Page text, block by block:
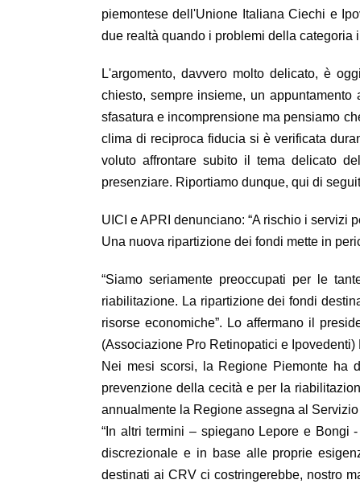
piemontese dell'Unione Italiana Ciechi e
due realtà quando i problemi della categoria
L'argomento, davvero molto delicato, è
chiesto, sempre insieme, un
sfasatura e incomprensione ma pensiamo
clima di reciproca fiducia si è verificata
voluto affrontare subito il tema delicato
presenziare. Riportiamo dunque, qui di
UICI e APRI denunciano: “A rischio i servizi
Una nuova ripartizione dei fondi mette in
“Siamo seriamente preoccupati per le
riabilitazione. La ripartizione dei fondi
risorse economiche”. Lo affermano il
(Associazione Pro Retinopatici e Ipovedenti)
Nei mesi scorsi, la Regione Piemonte ha
prevenzione della cecità e per la
annualmente la Regione assegna al
“In altri termini – spiegano Lepore e Bongi
discrezionale e in base alle proprie
destinati ai CRV ci costringerebbe, nostro